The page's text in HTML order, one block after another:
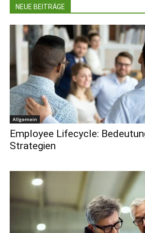
NEUE BEITRÄGE
Allgemein
Employee Lifecycle:
Strategien